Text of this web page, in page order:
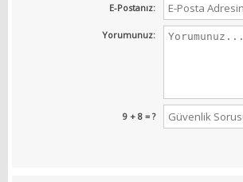
E-Postanız:
Yorumunuz:
9 + 8 = ?